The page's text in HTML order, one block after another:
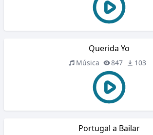
Querida Yo
Música 847 103
Portugal a Bailar